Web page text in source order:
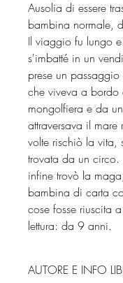
Ausolia di essere
bambina normale,
Il viaggio fu lungo e
s'imbatté in un
prese un
che viveva a bordo
mongolfiera e da
attraversava il mare
volte rischiò la vita,
trovata da un
infine trovò la
bambina di carta
cose fosse riuscita
lettura: da 9 anni.
AUTORE E INFO